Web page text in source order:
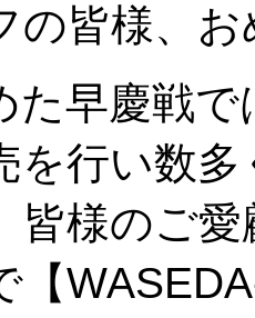
の皆様、
た早慶戦
を行い数
皆様のご
【